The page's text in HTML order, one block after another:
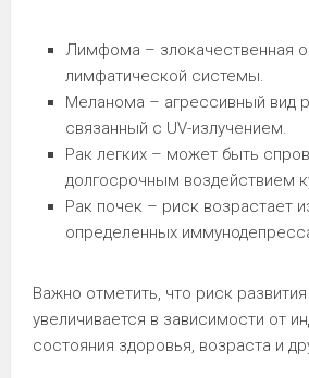
Лимфома – злокачественная
лимфатической системы.
Меланома – агрессивный вид
связанный с UV-излучением.
Рак легких – может быть
долгосрочным воздействием
Рак почек – риск возрастает
определенных
Важно отметить, что риск развития
увеличивается в зависимости от
состояния здоровья, возраста и